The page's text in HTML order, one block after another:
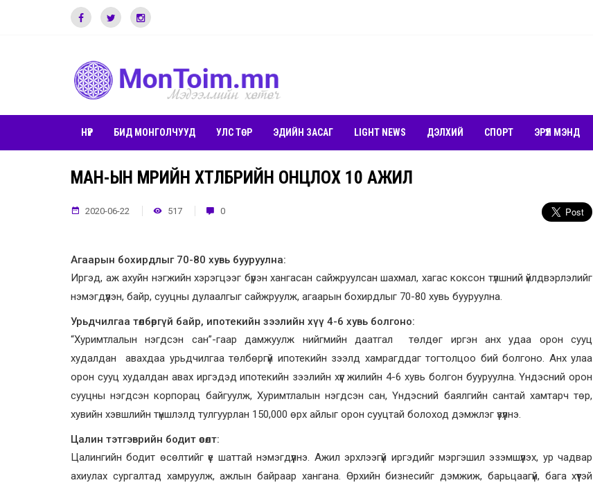
НҮҮР БИД МОНГОЛЧУУД УЛС ТӨР ЭДИЙН ЗАСАГ LIGHT NEWS ДЭЛХИЙ СПОРТ ЭРҮҮЛ МЭНД
МАН-ЫН МӨРИЙН ХӨТӨЛБӨРИЙН ОНЦЛОХ 10 АЖИЛ
2020-06-22 517 0
Агаарын бохирдлыг 70-80 хувь бууруулна:
Иргэд, аж ахуйн нэгжийн хэрэгцээг бүрэн хангасан сайжруулсан шахмал, хагас коксон түлшний үйлдвэрлэлийг
нэмэгдүүлэн, байр, сууцны дулаалгыг сайжруулж, агаарын бохирдлыг 70-80 хувь бууруулна.
Урьдчилгаа төлбөргүй байр, ипотекийн зээлийн хүү 4-6 хувь болгоно:
“Хуримтлалын нэгдсэн сан”-гаар дамжуулж нийгмийн даатгал төлдөг иргэн анх удаа орон сууц
худалдан авахдаа урьдчилгаа төлбөргүй ипотекийн зээлд хамрагддаг тогтолцоо бий болгоно. Анх улаа
орон сууц худалдан авах иргэдэд ипотекийн зээлийн хүүг жилийн 4-6 хувь болгон бууруулна. Үндэсний орон
сууцны нэгдсэн корпорац байгуулж, Хуримтлалын нэгдсэн сан, Үндэсний баялгийн сантай хамтарч төр,
хувийн хэвшлийн түншлэлд тулгуурлан 150,000 өрх айлыг орон сууцтай болоход дэмжлэг үзүүлнэ.
Цалин тэтгэврийн бодит өсөлт:
Цалингийн бодит өсөлтийг үе шаттай нэмэгдүүлнэ. Ажил эрхлээгүй иргэдийг мэргэшил эзэмшүүлэх, ур чадвар
ахиулах сургалтад хамруулж, ажлын байраар хангана. Өрхийн бизнесийг дэмжиж, барьцаагүй, бага хүүтэй